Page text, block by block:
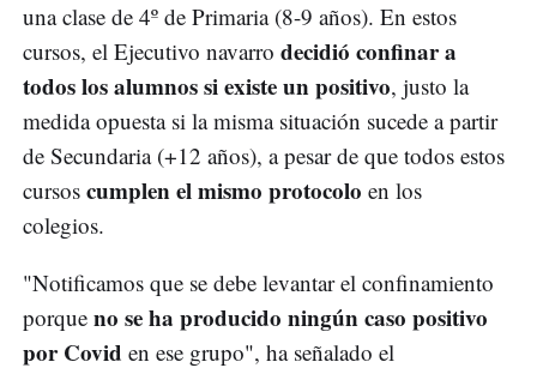
una clase de 4º de Primaria (8-9 años). En estos
cursos, el Ejecutivo navarro decidió confinar a
todos los alumnos si existe un positivo, justo la
medida opuesta si la misma situación sucede a partir
de Secundaria (+12 años), a pesar de que todos estos
cursos cumplen el mismo protocolo en los
colegios.
"Notificamos que se debe levantar el confinamiento
porque no se ha producido ningún caso positivo
por Covid en ese grupo", ha señalado el